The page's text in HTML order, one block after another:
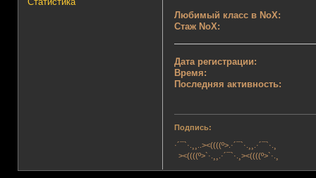
Любимый класс в NoX:
Стаж NoX:
Дата регистрации:
Время:
Последняя активность:
Подпись:
·´¯`·.¸¸..><((((º>.·´¯`·.¸¸.·´¯`·.¸
><((((º>`·.¸¸.·´¯`·.¸><((((º>`·.¸